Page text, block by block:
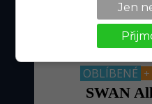
OBLÍBENÉ +
SWAN
Jen